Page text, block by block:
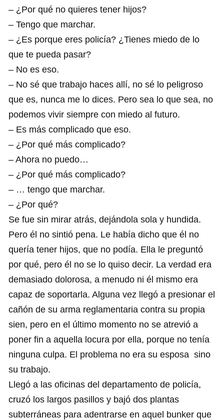
– ¿Por qué no quieres tener hijos?
– Tengo que marchar.
– ¿Es porque eres policía? ¿Tienes miedo de lo
que te pueda pasar?
– No es eso.
– No sé que trabajo haces allí, no sé lo peligroso
que es, nunca me lo dices. Pero sea lo que sea, no
podemos vivir siempre con miedo al futuro.
– Es más complicado que eso.
– ¿Por qué más complicado?
– Ahora no puedo…
– ¿Por qué más complicado?
– … tengo que marchar.
– ¿Por qué?
Se fue sin mirar atrás, dejándola sola y hundida.
Pero él no sintió pena. Le había dicho que él no
quería tener hijos, que no podía. Ella le preguntó
por qué, pero él no se lo quiso decir. La verdad era
demasiado dolorosa, a menudo ni él mismo era
capaz de soportarla. Alguna vez llegó a presionar el
cañón de su arma reglamentaria contra su propia
sien, pero en el último momento no se atrevió a
poner fin a aquella locura por ella, porque no tenía
ninguna culpa. El problema no era su esposa sino
su trabajo.
Llegó a las oficinas del departamento de policía,
cruzó los largos pasillos y bajó dos plantas
subterráneas para adentrarse en aquel bunker que